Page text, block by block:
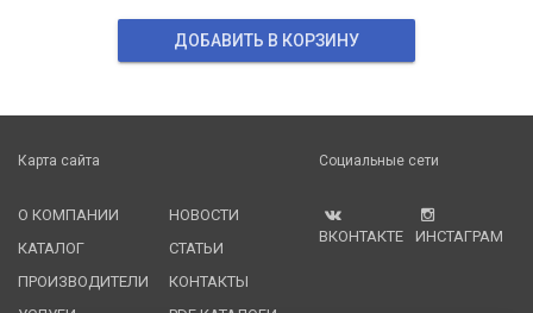
ДОБАВИТЬ В КОРЗИНУ
Карта сайта
О КОМПАНИИ
КАТАЛОГ
ПРОИЗВОДИТЕЛИ
НОВОСТИ
СТАТЬИ
КОНТАКТЫ
Социальные сети
ВКОНТАКТЕ ИНСТАГРАМ